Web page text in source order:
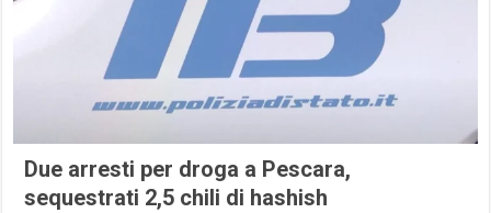
Due arresti per droga a Pescara,
sequestrati 2,5 chili di hashish